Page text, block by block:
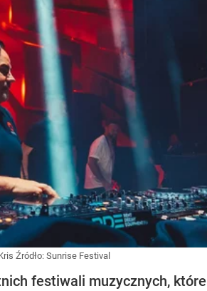
Źródło: Sunrise Festival
festiwali muzycznych, które